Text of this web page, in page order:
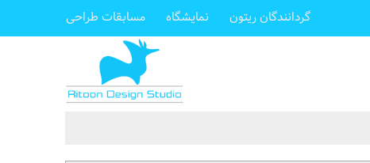
گردانندگان ریتون نمایشگاه مسابقات طراحی